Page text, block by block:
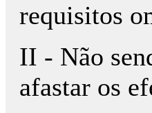
requisitos
II - Não
afastar os